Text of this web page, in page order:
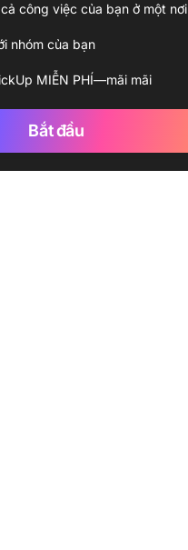
công việc của bạn ở một nơi
nhóm của bạn
MIỄN PHÍ—mãi mãi
Bắt đầu